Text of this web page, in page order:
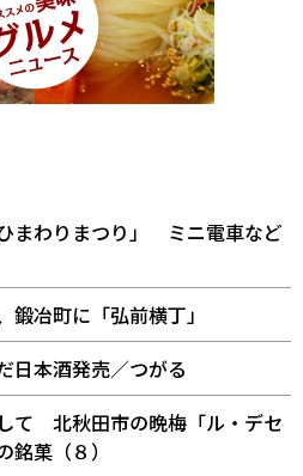
まわりまつり」 ミニ電車など
冶町に「弘前横丁」
日本酒発売／つがる
て 北秋田市の晩梅「ル・デセ
菓（８）